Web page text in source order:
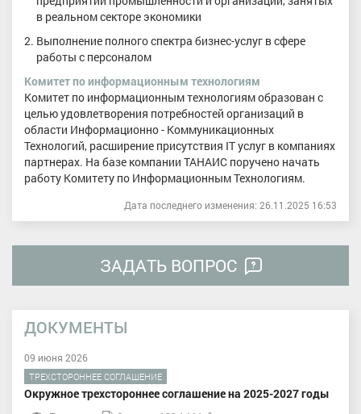
в реальном секторе экономики
Выполнение полного спектра бизнес-услуг в сфере
работы с персоналом
Комитет по информационным технологиям
Комитет по информационным технологиям образован с
целью удовлетворения потребностей организаций в
области Информационно - Коммуникационных
Технологий, расширение присутствия IT услуг в компаниях
партнерах. На базе компании ТАНАИС поручено начать
работу Комитету по Информационным Технологиям.
Дата последнего изменения: 26.11.2025 16:53
ЗАДАТЬ ВОПРОС
ДОКУМЕНТЫ
09 июня 2026
ТРЕХСТОРОННЕЕ СОГЛАШЕНИЕ
Окружное трехстороннее соглашение на 2025-2027 годы